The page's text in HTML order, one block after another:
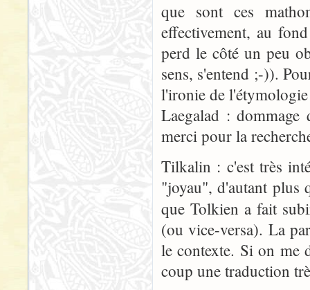
que sont ces
effectivement, au
perd le côté un peu
sens, s'entend ;-)).
l'ironie de
Laegalad :
merci pour la
Tilkalin : c'est très
"joyau", d'autant plus
que Tolkien a fait
(ou vice-versa). La
le contexte. Si on me
coup une traduction